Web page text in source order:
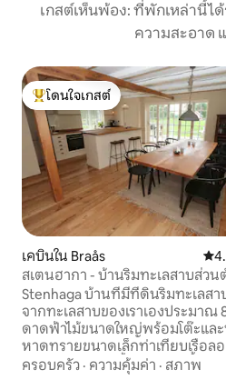
เกสต์เห็นพ้อง: ที่พักเหล่านี้ไ
ความสะอาด
โดนใจเกสต์ที่สุด
โดนใจเกสต์
เคบินใน Braås คะ
สเตนฮากา - บ้านริมทะเลสาบส่วน
Stenhaga บ้านที่มีที่ดินริมทะเลสา
จากทะเลสาบของเราเองประมาณ
ดาดฟ้าไม้ขนาดใหญ่พร้อมโต๊ะแล
หาดทรายขนาดเล็กท่าเทียบเรือล
พร้อมบันไดว่ายน้ำ บ้านหลังนี้อยู่ใก
ครอบครัว · ความคุ้มค่า · สภาพ